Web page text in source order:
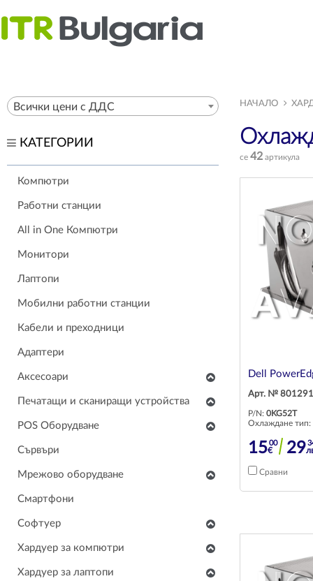
Всички цени с ДДС
КАТЕГОРИИ
Компютри
Работни станции
All in One Компютри
Монитори
Лаптопи
Мобилни работни станции
Кабели и преходници
Адаптери
Аксесоари
Клавиатури
Мишки
Чанти за лаптопи
Други аксесоари
Стойки за монитори
Печатащи и сканиращи устройства
Скенери
POS Оборудване
POS Монитори
POS Принтери
POS сейфове/каси/чекмеджета
POS Четци за карти
POS Кабели и преходници
Сървъри
Мрежово оборудване
Мрежови устройства
Телефонни централи и апарати
Смартфони
Софтуер
Приложен софтуер
Хардуер за компютри
RAM памет за компютри
Хардуер за лаптопи
НАЧАЛО
се 42артикула
Dell
Арт. №
P/N: 0KG52T
Охлаждане тип:
1500
€ 29
Сравни